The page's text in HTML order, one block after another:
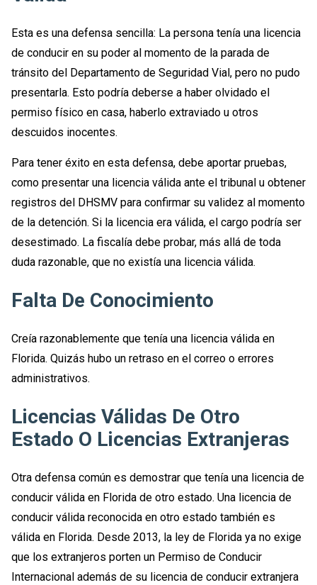
Esta es una defensa sencilla: La persona tenía una licencia
de conducir en su poder al momento de la parada de
tránsito del Departamento de Seguridad Vial, pero no pudo
presentarla. Esto podría deberse a haber olvidado el
permiso físico en casa, haberlo extraviado u otros
descuidos inocentes.
Para tener éxito en esta defensa, debe aportar pruebas,
como presentar una licencia válida ante el tribunal u obtener
registros del DHSMV para confirmar su validez al momento
de la detención. Si la licencia era válida, el cargo podría ser
desestimado. La fiscalía debe probar, más allá de toda
duda razonable, que no existía una licencia válida.
Falta De Conocimiento
Creía razonablemente que tenía una licencia válida en
Florida. Quizás hubo un retraso en el correo o errores
administrativos.
Licencias Válidas De Otro
Estado O Licencias Extranjeras
Otra defensa común es demostrar que tenía una licencia de
conducir válida en Florida de otro estado. Una licencia de
conducir válida reconocida en otro estado también es
válida en Florida. Desde 2013, la ley de Florida ya no exige
que los extranjeros porten un Permiso de Conducir
Internacional además de su licencia de conducir extranjera